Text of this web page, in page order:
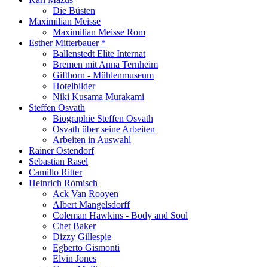
Die Büsten
Maximilian Meisse
Maximilian Meisse Rom
Esther Mitterbauer *
Ballenstedt Elite Internat
Bremen mit Anna Ternheim
Gifthorn - Mühlenmuseum
Hotelbilder
Niki Kusama Murakami
Steffen Osvath
Biographie Steffen Osvath
Osvath über seine Arbeiten
Arbeiten in Auswahl
Rainer Ostendorf
Sebastian Rasel
Camillo Ritter
Heinrich Römisch
Ack Van Rooyen
Albert Mangelsdorff
Coleman Hawkins - Body and Soul
Chet Baker
Dizzy Gillespie
Egberto Gismonti
Elvin Jones